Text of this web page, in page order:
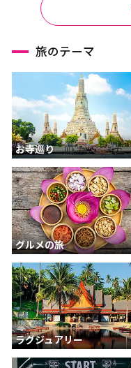
旅のテーマ
お寺巡り
グルメの旅
ラグジュアリー